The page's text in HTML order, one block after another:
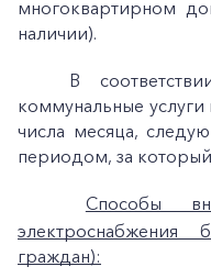
многоквартирном
наличии).
В
коммунальные
числа месяца,
периодом, за
Способы
граждан):